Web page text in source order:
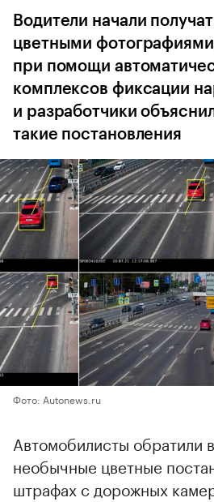
Водители начали
цветными
при помощи
комплексов фиксации
и разработчики
такие постановления
Фото: Autonews.ru
Автомобилисты обратили
необычные цветные
штрафах с дорожных